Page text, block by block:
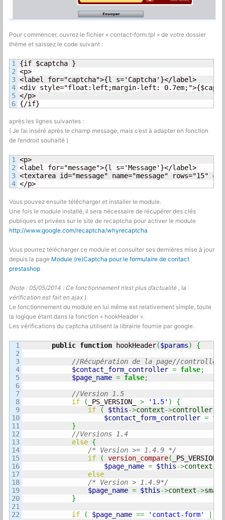
Pour commencer, ouvrez le fichier « contact-form.tpl » de votre dossier
thème et saissez le code suivant :
1
2
3
4
5
{if $captcha }
<p>
<label for="captcha">{l s='Captcha'}</label>
<div style="float:left;margin-left:
</p>
{/if}
après les lignes suivantes :
( Je l’ai inséré après le champ message, mais c’est à adapter en fonction
de l’endroit souhaité )
1
2
3
<p>
<label for="message">{l s='Message'}</label>
<textarea id="message" name="message"
</p>
Vous pouvez ensuite télécharger et installer le module.
Une fois le module installé, il sera nécessaire de récupérer des clés
publiques et privées sur le site de recaptcha pour activer le module
http://www.google.com/recaptcha/whyrecaptcha
Vous pourrez télécharger ce module et consulter ses dernières mise à jour
depuis la page Module (re)Captcha pour le formulaire de contact
prestashop
(Note : 05/05/2014 : Ce fonctionnement n’est plus d’actualité , la
vérification est fait en ajax )
Le fonctionnement du module en lui même est relativement simple, toute
la logique étant dans la fonction « hookHeader ».
Les vérifications du captcha utilisent la librairie fournie par google.
1
2
3
4
5
6
7
8
9
10
11
12
13
14
15
16
17
18
19
20
21
22
public function hookHeader($params)
{
//Récupération de la page//controller
$contact_form_controller = false;
$page_name = false;
//Version 1.5
if
( _PS_VERSION_ > '1.5' )
{
if
( $this->context->controller
$contact_form_controller =
}
//Versions 1.4
else {
/* Version >= 1.4.9 */
if
( version_compare( _PS_VERSION_
$page_name = $this->context
else
/* Version > 1.4.9*/
$page_name = $this->context->
}
if
( $page_name == 'contact-form'